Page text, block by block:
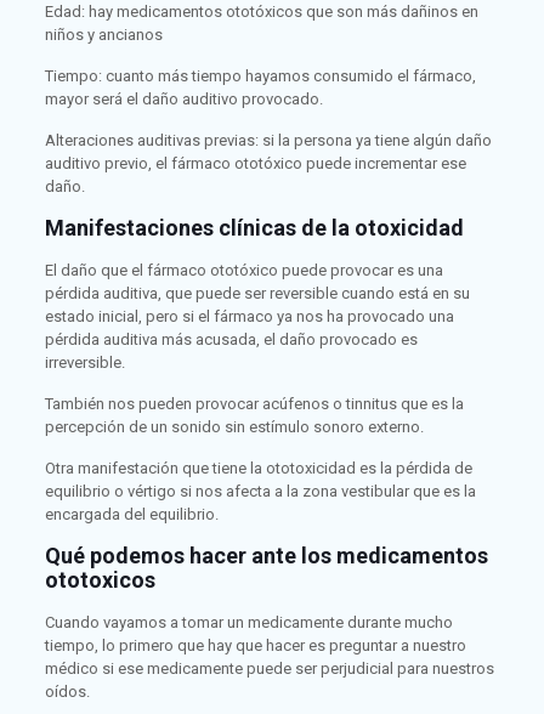
Edad: hay medicamentos ototóxicos que son más dañinos en
niños y ancianos
Tiempo: cuanto más tiempo hayamos consumido el fármaco,
mayor será el daño auditivo provocado.
Alteraciones auditivas previas: si la persona ya tiene algún daño
auditivo previo, el fármaco ototóxico puede incrementar ese
daño.
Manifestaciones clínicas de la otoxicidad
El daño que el fármaco ototóxico puede provocar es una
pérdida auditiva, que puede ser reversible cuando está en su
estado inicial, pero si el fármaco ya nos ha provocado una
pérdida auditiva más acusada, el daño provocado es
irreversible.
También nos pueden provocar acúfenos o tinnitus que es la
percepción de un sonido sin estímulo sonoro externo.
Otra manifestación que tiene la ototoxicidad es la pérdida de
equilibrio o vértigo si nos afecta a la zona vestibular que es la
encargada del equilibrio.
Qué podemos hacer ante los medicamentos
ototoxicos
Cuando vayamos a tomar un medicamente durante mucho
tiempo, lo primero que hay que hacer es preguntar a nuestro
médico si ese medicamente puede ser perjudicial para nuestros
oídos.